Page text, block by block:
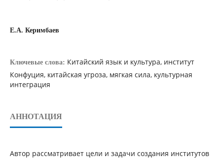
Е.А. Керимбаев
Ключевые слова: Китайский язык и культура, институт
Конфуция, китайская угроза, мягкая сила, культурная
интеграция
АННОТАЦИЯ
Автор рассматривает цели и задачи создания институтов